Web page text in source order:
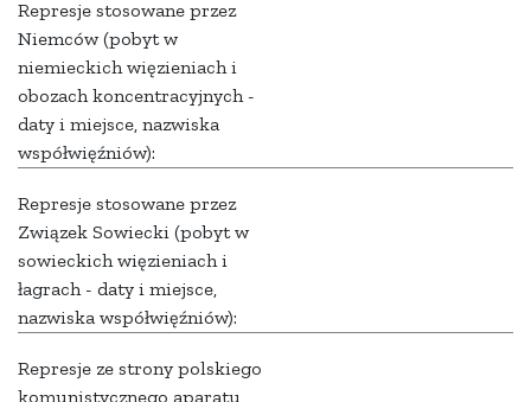
Represje stosowane przez
Niemców (pobyt w
niemieckich więzieniach i
obozach koncentracyjnych -
daty i miejsce, nazwiska
współwięźniów):
Represje stosowane przez
Związek Sowiecki (pobyt w
sowieckich więzieniach i
łagrach - daty i miejsce,
nazwiska współwięźniów):
Represje ze strony polskiego
komunistycznego aparatu